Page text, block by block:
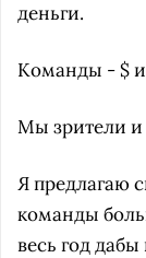
деньги.
Команды - $ и
Мы зрители и
Я предлагаю
команды
весь год